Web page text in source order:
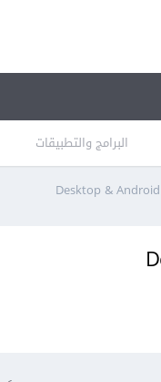
البرامج والتطبيقات